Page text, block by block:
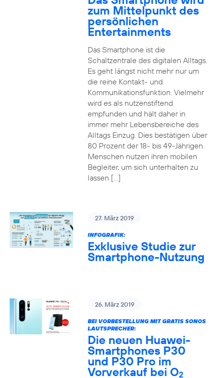
zum Mittelpunkt des
persönlichen
Entertainments
Das Smartphone ist die
Schaltzentrale des digitalen Alltags.
Es geht längst nicht mehr nur um
die reine Kontakt- und
Kommunikationsfunktion. Vielmehr
wird es als nutzenstiftend
empfunden und hält daher in
immer mehr Lebensbereiche des
Alltags Einzug. Dies bestätigen über
80 Prozent der 18- bis 49-Jährigen.
Menschen nutzen ihren mobilen
Begleiter, um sich unterhalten zu
lassen […]
27. März 2019
INFOGRAFIK:
Exklusive Studie zur
Smartphone-Nutzung
26. März 2019
BEI VORBESTELLUNG MIT GRATIS SONOS
LAUTSPRECHER:
Die neuen Huawei-
Smartphones P30
und P30 Pro im
Vorverkauf bei O2